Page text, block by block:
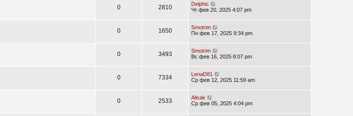
0 2810
Delphic
Чт фев 20, 2025 4:07 pm
0 1650
Smotrim
Пн фев 17, 2025 9:34 pm
0 3493
Smotrim
Вс фев 16, 2025 8:07 pm
0 7334
LenaD81
Ср фев 12, 2025 11:59 am
0 2533
Alisak
Ср фев 05, 2025 4:04 pm